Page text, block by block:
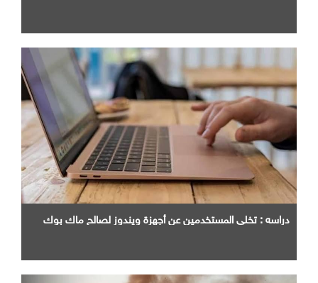
دراسه : تخلي المستخدمين عن أجهزة ويندوز لصالح ماك بوك